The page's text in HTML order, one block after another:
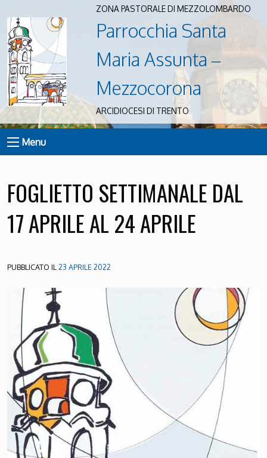
ZONA PASTORALE DI MEZZOLOMBARDO
Parrocchia Santa
Maria Assunta –
Mezzocorona
ARCIDIOCESI DI TRENTO
Menu
FOGLIETTO SETTIMANALE DAL
17 APRILE AL 24 APRILE
PUBBLICATO IL23 APRILE 2022